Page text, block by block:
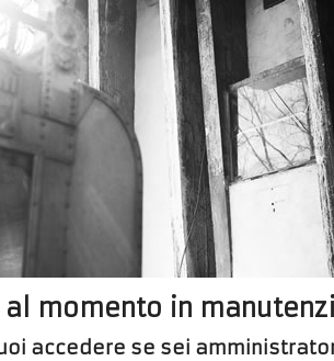
al momento in
accedere se sei